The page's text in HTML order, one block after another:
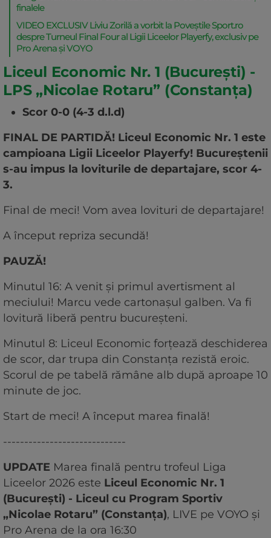
finalele
VIDEO EXCLUSIV Liviu Zorilă a vorbit la Poveștile Sport.ro
despre Turneul Final Four al Ligii Liceelor Playerfy, exclusiv pe
Pro Arena și VOYO
Liceul Economic Nr. 1 (București) -
LPS „Nicolae Rotaru” (Constanța)
Scor 0-0 (4-3 d.l.d)
FINAL DE PARTIDĂ! Liceul Economic Nr. 1 este
campioana Ligii Liceelor Playerfy! Bucureștenii
s-au impus la loviturile de departajare, scor 4-
3.
Final de meci! Vom avea lovituri de departajare!
A început repriza secundă!
PAUZĂ!
Minutul 16: A venit și primul avertisment al
meciului! Marcu vede cartonașul galben. Va fi
lovitură liberă pentru bucureșteni.
Minutul 8: Liceul Economic forțează deschiderea
de scor, dar trupa din Constanța rezistă eroic.
Scorul de pe tabelă rămâne alb după aproape 10
minute de joc.
Start de meci! A început marea finală!
-----------------------------
UPDATE Marea finală pentru trofeul Liga
Liceelor 2026 este Liceul Economic Nr. 1
(București) - Liceul cu Program Sportiv
„Nicolae Rotaru” (Constanța), LIVE pe VOYO și
Pro Arena de la ora 16:30